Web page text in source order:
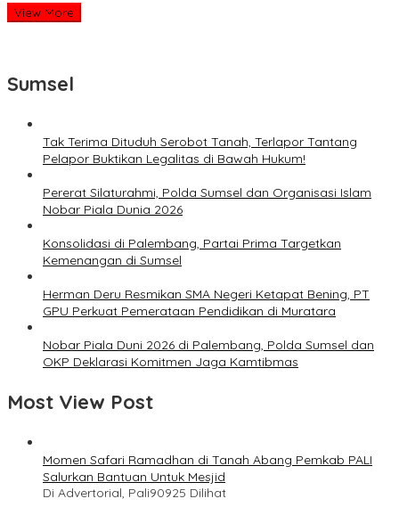
View More
Sumsel
Tak Terima Dituduh Serobot Tanah, Terlapor Tantang
Pelapor Buktikan Legalitas di Bawah Hukum!
Pererat Silaturahmi, Polda Sumsel dan Organisasi Islam
Nobar Piala Dunia 2026
Konsolidasi di Palembang, Partai Prima Targetkan
Kemenangan di Sumsel
Herman Deru Resmikan SMA Negeri Ketapat Bening, PT
GPU Perkuat Pemerataan Pendidikan di Muratara
Nobar Piala Duni 2026 di Palembang, Polda Sumsel dan
OKP Deklarasi Komitmen Jaga Kamtibmas
Most View Post
Momen Safari Ramadhan di Tanah Abang Pemkab PALI
Salurkan Bantuan Untuk Mesjid
Di Advertorial, Pali90925 Dilihat